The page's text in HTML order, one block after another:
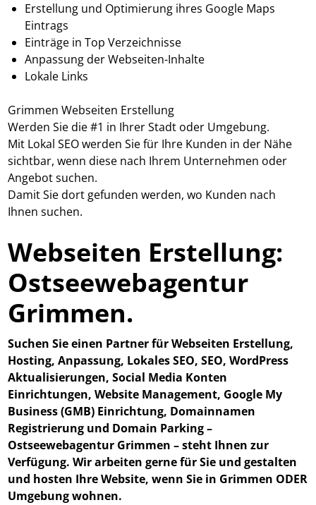
Erstellung und Optimierung ihres Google Maps
Eintrags
Einträge in Top Verzeichnisse
Anpassung der Webseiten-Inhalte
Lokale Links
Grimmen Webseiten Erstellung
Werden Sie die #1 in Ihrer Stadt oder Umgebung.
Mit Lokal SEO werden Sie für Ihre Kunden in der Nähe
sichtbar, wenn diese nach Ihrem Unternehmen oder
Angebot suchen.
Damit Sie dort gefunden werden, wo Kunden nach
Ihnen suchen.
Webseiten Erstellung:
Ostseewebagentur
Grimmen.
Suchen Sie einen Partner für Webseiten Erstellung,
Hosting, Anpassung, Lokales SEO, SEO, WordPress
Aktualisierungen, Social Media Konten
Einrichtungen, Website Management, Google My
Business (GMB) Einrichtung, Domainnamen
Registrierung und Domain Parking –
Ostseewebagentur Grimmen– steht Ihnen zur
Verfügung. Wir arbeiten gerne für Sie und gestalten
und hosten Ihre Website, wenn Sie in Grimmen ODER
Umgebung wohnen.